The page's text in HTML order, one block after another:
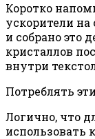
Коротко
ускорители
и собрано это
кристаллов
внутри
Потреблять
Логично, что
использовать